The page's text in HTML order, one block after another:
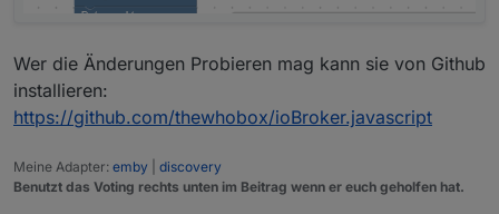
Wer die Änderungen Probieren mag kann sie von Github
installieren:
https://github.com/thewhobox/ioBroker.javascript
Meine Adapter: emby
discovery
Benutzt das Voting rechts unten im Beitrag wenn er euch geholfen hat.